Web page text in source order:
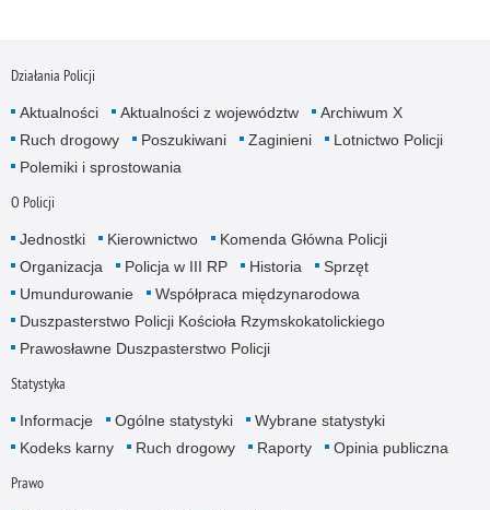
Działania Policji
Aktualności Aktualności z województw
Archiwum X
Ruch drogowy
Poszukiwani Zaginieni
Lotnictwo Policji
Polemiki i sprostowania
O Policji
Jednostki Kierownictwo
Komenda Główna Policji
Organizacja
Policja w III RP Historia
Sprzęt
Umundurowanie
Współpraca międzynarodowa
Duszpasterstwo Policji Kościoła Rzymskokatolickiego
Prawosławne Duszpasterstwo Policji
Statystyka
Informacje Ogólne statystyki
Wybrane statystyki
Kodeks karny
Ruch drogowy Raporty Opinia publiczna
Prawo